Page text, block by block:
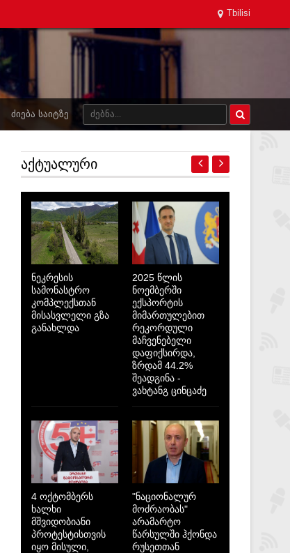
Tbilisi
ᲫᲘᲔᲑᲐ ᲡᲐᲘᲢᲖᲔ
ᲐᲥᲢᲣᲐᲚᲣᲠᲘ
ნეკრესის
სამონასტრო
კომპლექსთან
მისასვლელი გზა
განახლდა
2025 წლის
ნოემბერში
ექსპორტის
მიმართულებით
რეკორდული
მაჩვენებელი
დაფიქსირდა,
ზრდამ 44.2%
შეადგინა -
ვახტანგ ცინცაძე
4 ოქტომბერს
ხალხი
მშვიდობიანი
პროტესტისთვის
იყო მისული,
"ნაციონალურ
მოძრაობას"
არამარტო
წარსულში ჰქონდა
რუსეთთან